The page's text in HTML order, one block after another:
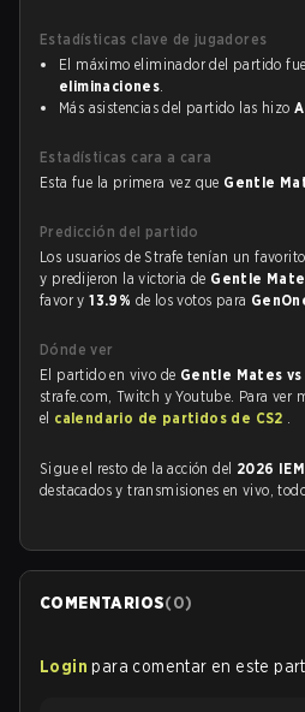
Estadísticas clave de jugadores
El máximo eliminador del partido fue
eliminaciones.
Más asistencias del partido las hizo
Estadísticas cara a cara
Esta fue la primera vez que Gentle
Predicción del partido
Los usuarios de Strafe tenían un
y predijeron la victoria de Gentle
favor y13.9% de los votos para
Dónde ver
El partido en vivo de Gentle Mates vs
strafe.com, Twitch y Youtube. Para ver
el calendario de partidos de CS2 .
Sigue el resto de la acción del 2026
destacados y transmisiones en vivo,
COMENTARIOS(0)
Login para comentar en este